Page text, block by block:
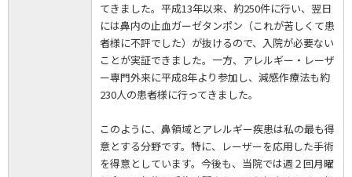
てきました。平成13年以来、約250件に行い、翌日
には鼻内の止血ガーゼタンポン（これが苦しくて患
者様に不評でした）が抜けるので、入院が必要ない
ことが実証できました。一方、アレルギー・レーザ
ー専門外来に平成8年より参加し、減感作療法も約
230人の患者様に行ってきました。
このように、鼻領域とアレルギー疾患は私の最も得
意とする分野です。特に、レーザーを応用した手術
を得意としています。今後も、当院では週２回月曜